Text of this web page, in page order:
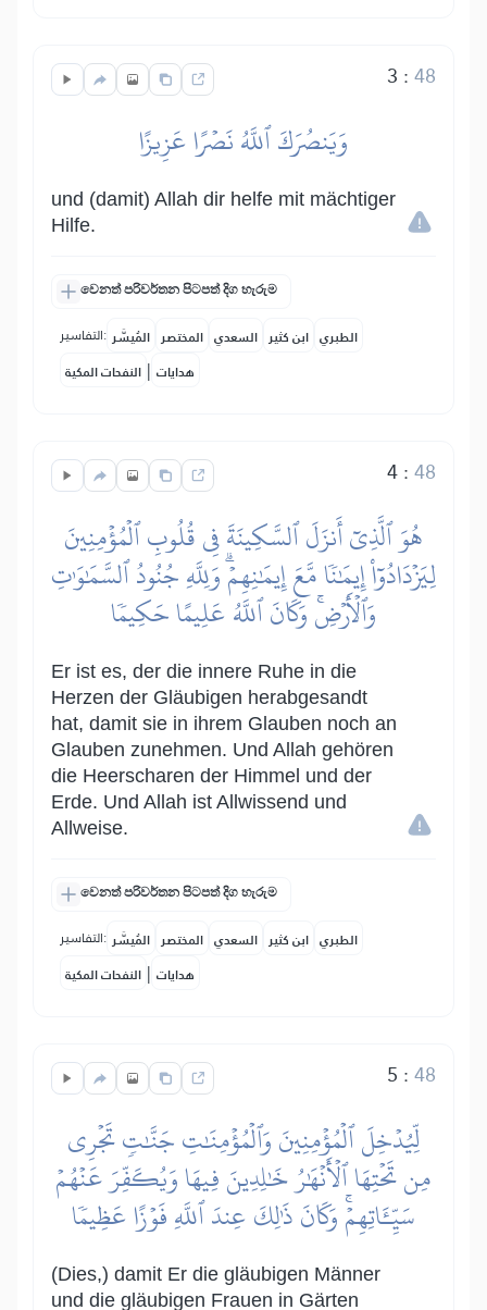
3 :48
وَيَنصُرَكَ ٱللَّهُ نَصۡرًا عَزِيزًا
und (damit) Allah dir helfe mit mächtiger
Hilfe.
වෙනත් පරිවර්තන පිටපත් දිග හැරුම
التفاسير: المُيسَّر المختصر السعدي ابن كثير الطبري
النفحات المكية | هدايات
4:48
هُوَ ٱلَّذِيٓ أَنزَلَ ٱلسَّكِينَةَ فِي قُلُوبِ ٱلۡمُؤۡمِنِينَ
لِيَزۡدَادُوٓاْ إِيمَٰنٗا مَّعَ إِيمَٰنِهِمۡۗ وَلِلَّهِ جُنُودُ ٱلسَّمَٰوَٰتِ
وَٱلۡأَرۡضِۚ وَكَانَ ٱللَّهُ عَلِيمًا حَكِيمٗا
Er ist es, der die innere Ruhe in die
Herzen der Gläubigen herabgesandt
hat, damit sie in ihrem Glauben noch an
Glauben zunehmen. Und Allah gehören
die Heerscharen der Himmel und der
Erde. Und Allah ist Allwissend und
Allweise.
වෙනත් පරිවර්තන පිටපත් දිග හැරුම
التفاسير: المُيسَّر المختصر السعدي ابن كثير الطبري
النفحات المكية | هدايات
5 :48
لِّيُدۡخِلَ ٱلۡمُؤۡمِنِينَ وَٱلۡمُؤۡمِنَٰتِ جَنَّٰتٖ تَجۡرِي
مِن تَحۡتِهَا ٱلۡأَنۡهَٰرُ خَٰلِدِينَ فِيهَا وَيُكَفِّرَ عَنۡهُمۡ
سَيِّـَٔاتِهِمۡۚ وَكَانَ ذَٰلِكَ عِندَ ٱللَّهِ فَوۡزًا عَظِيمٗا
(Dies,) damit Er die gläubigen Männer
und die gläubigen Frauen in Gärten